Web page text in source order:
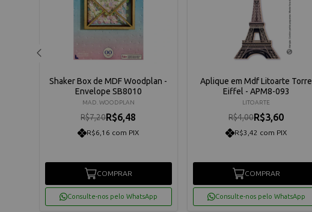
Shaker Box de MDF Woodplan -
Envelope SB8010
MAD. WOODPLAN
R$7,20R$6,48
R$6,16 com PIX
COMPRAR
Consulte-nos pelo WhatsApp
Aplique em Mdf Litoarte Torre
Eiffel - APM8-093
LITOARTE
R$4,00R$3,60
R$3,42 com PIX
COMPRAR
Consulte-nos pelo WhatsApp